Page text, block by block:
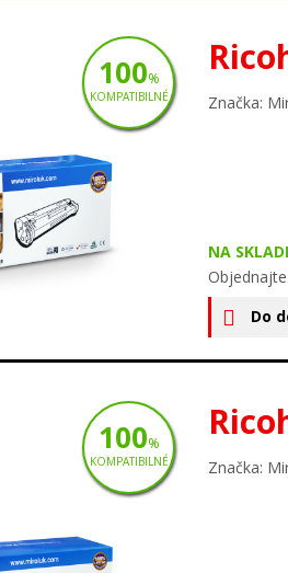
Značka:
NA
Do
100%
KOMPATIBILNÉ
Značka:
100%
KOMPATIBILNÉ